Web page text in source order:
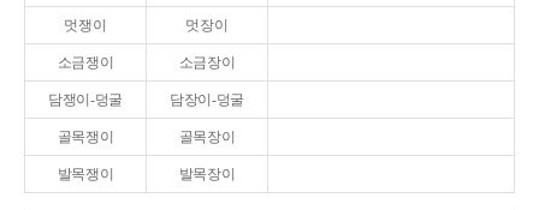
멋쟁이 멋장이
소금쟁이 소금장이
담쟁이-덩굴 담장이-덩굴
골목쟁이 골목장이
발목쟁이 발목장이